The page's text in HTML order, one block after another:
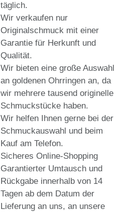
täglich.
Wir verkaufen nur
Originalschmuck mit einer
Garantie für Herkunft und
Qualität.
Wir bieten eine große Auswahl
an goldenen Ohrringen an, da
wir mehrere tausend originelle
Schmuckstücke haben.
Wir helfen Ihnen gerne bei der
Schmuckauswahl und beim
Kauf am Telefon.
Sicheres Online-Shopping
Garantierter Umtausch und
Rückgabe innerhalb von 14
Tagen ab dem Datum der
Lieferung an uns, an unsere